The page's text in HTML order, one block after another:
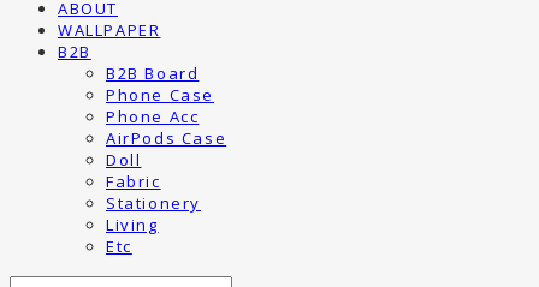
ABOUT
WALLPAPER
B2B
B2B Board
Phone Case
Phone Acc
AirPods Case
Doll
Fabric
Stationery
Living
Etc